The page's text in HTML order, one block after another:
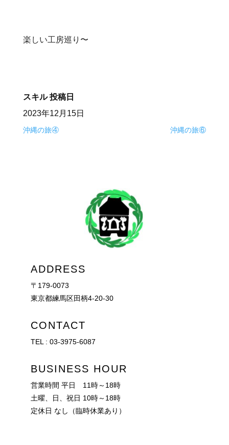
楽しい工房巡り〜
スキル 投稿日
2023年12月15日
沖縄の旅④ 沖縄の旅⑥
ADDRESS
〒179-0073
東京都練馬区田柄4-20-30
CONTACT
TEL : 03-3975-6087
BUSINESS HOUR
営業時間 平日 11時～18時
土曜、日、祝日 10時～18時
定休日 なし（臨時休業あり）